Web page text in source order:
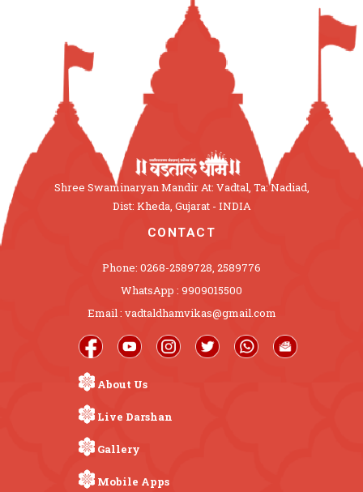
Shree Swaminaryan Mandir At: Vadtal, Ta: Nadiad,
Dist: Kheda, Gujarat - INDIA
CONTACT
Phone: 0268-2589728, 2589776
WhatsApp : 9909015500
Email : vadtaldhamvikas@gmail.com
About Us
Live Darshan
Gallery
Mobile Apps